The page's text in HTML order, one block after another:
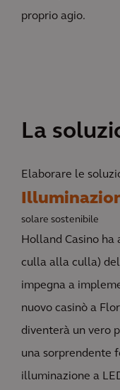
proprio agio.
La
Elaborare le
solare sostenibile
Holland Casino
culla alla culla)
impegna a
nuovo casinò a
diventerà un vero
una sorprendente
illuminazione a